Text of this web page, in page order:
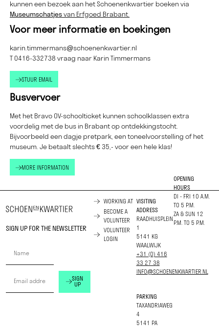
kunnen een bezoek aan het Schoenenkwartier boeken via
Museumschatjesvan Erfgoed Brabant.
Voor meer informatie en boekingen
karin.timmermans@schoenenkwartier.nl
T 0416-332738 vraag naar Karin Timmermans
STUUR EMAIL
Busvervoer
Met het Bravo OV-schoolticket kunnen schoolklassen extra
voordelig met de bus in Brabant op ontdekkingstocht.
Bijvoorbeeld een dagje pretpark, een toneelvoorstelling of het
museum. Je betaalt slechts € 35,- voor een hele klas!
MORE INFORMATION
SIGN UP FOR THE NEWSLETTER
SIGN
UP
WORKING AT
BECOME A
VOLUNTEER
VOLUNTEER
LOGIN
VISITING
ADDRESS
RAADHUISPLEIN
1
5141 KG
WAALWIJK
+31 (0) 416
33 27 38
INFO@SCHOENENKWARTIER.NL
PARKING
TAXANDRIAWEG
4
5141 PA
OPENING
HOURS
DI - FRI 10 A.M.
TO 5 P.M.
ZA & SUN 12
P.M. TO 5 P.M.